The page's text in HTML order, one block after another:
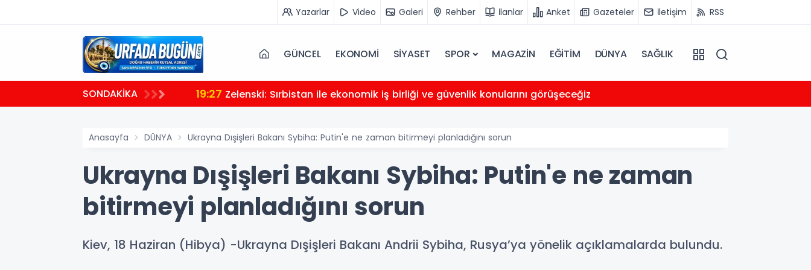
Yazarlar Video Galeri Rehber İlanlar Anket Gazeteler İletişim RSS
GÜNCEL EKONOMİ SİYASET SPOR MAGAZİN EĞİTİM DÜNYA SAĞLIK
SONDAKİKA 19:27 Zelenski: Sırbistan ile ekonomik iş birliği ve güvenlik konularını görüşeceğiz
Anasayfa DÜNYA Ukrayna Dışişleri Bakanı Sybiha: Putin'e ne zaman bitirmeyi planladığını sorun
Ukrayna Dışişleri Bakanı Sybiha: Putin'e ne zaman
bitirmeyi planladığını sorun
Kiev, 18 Haziran (Hibya) -Ukrayna Dışişleri Bakanı Andrii Sybiha, Rusya’ya yönelik açıklamalarda bulundu.